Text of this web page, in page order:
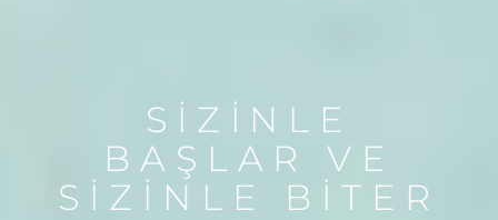
SİZİNLE
BAŞLAR VE
SİZİNLE BİTER